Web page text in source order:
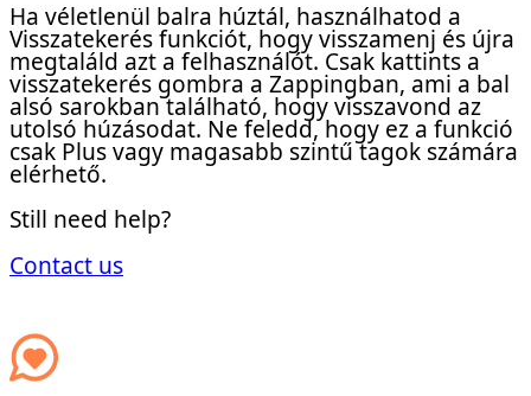
Ha véletlenül balra húztál, használhatod a
Visszatekerés funkciót, hogy visszamenj és újra
megtaláld azt a felhasználót. Csak kattints a
visszatekerés gombra a Zappingban, ami a bal
alsó sarokban található, hogy visszavond az
utolsó húzásodat. Ne feledd, hogy ez a funkció
csak Plus vagy magasabb szintű tagok számára
elérhető.
Still need help?
Contact us